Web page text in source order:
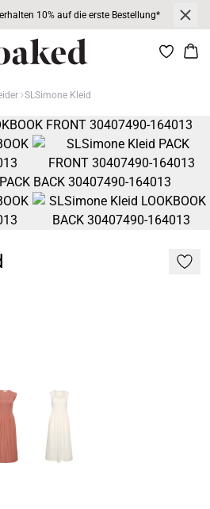
10% auf die erste Bestellung*
SLSimone Kleid